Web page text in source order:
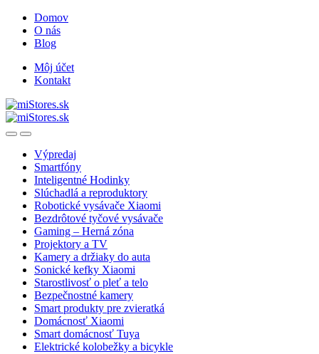
Skip
navigation
Skip
content
Domov
O nás
Blog
Môj účet
Kontakt
OpenClose
Výpredaj
Smartfóny
Inteligentné Hodinky
Slúchadlá a reproduktory
Robotické vysávače Xiaomi
Bezdrôtové tyčové vysávače
Gaming – Herná zóna
Projektory a TV
Kamery a držiaky do auta
Sonické kefky Xiaomi
Starostlivosť o pleť a telo
Bezpečnostné kamery
Smart produkty pre zvieratká
Domácnosť Xiaomi
Smart domácnosť Tuya
Elektrické kolobežky a bicykle